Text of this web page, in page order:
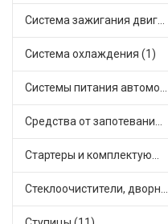
Система зажигания двигателя (3)
Система охлаждения (1)
Системы питания автомобиля (21)
Средства от запотевания и размораживатели стекла (1)
Стартеры и комплектующие (38)
Стеклоочистители, дворники (1)